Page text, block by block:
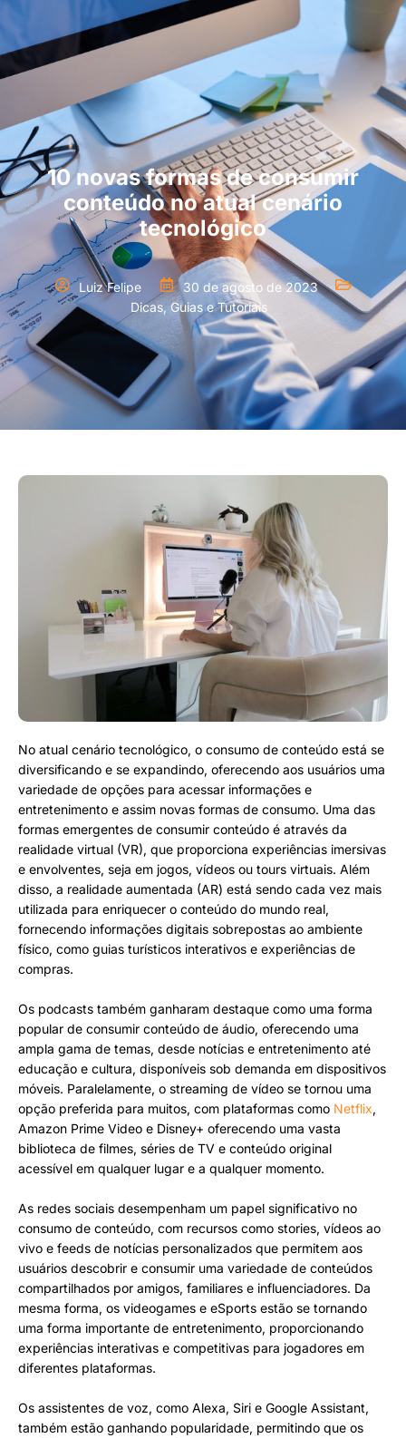
10 novas formas de consumir
conteúdo no atual cenário
tecnológico
Luiz Felipe
30 de agosto de 2023
Dicas, Guias e Tutoriais
No atual cenário tecnológico, o consumo de conteúdo está se
diversificando e se expandindo, oferecendo aos usuários uma
variedade de opções para acessar informações e
entretenimento e assim novas formas de consumo. Uma das
formas emergentes de consumir conteúdo é através da
realidade virtual (VR), que proporciona experiências imersivas
e envolventes, seja em jogos, vídeos ou tours virtuais. Além
disso, a realidade aumentada (AR) está sendo cada vez mais
utilizada para enriquecer o conteúdo do mundo real,
fornecendo informações digitais sobrepostas ao ambiente
físico, como guias turísticos interativos e experiências de
compras.
Os podcasts também ganharam destaque como uma forma
popular de consumir conteúdo de áudio, oferecendo uma
ampla gama de temas, desde notícias e entretenimento até
educação e cultura, disponíveis sob demanda em dispositivos
móveis. Paralelamente, o streaming de vídeo se tornou uma
opção preferida para muitos, com plataformas como Netflix,
Amazon Prime Video e Disney+ oferecendo uma vasta
biblioteca de filmes, séries de TV e conteúdo original
acessível em qualquer lugar e a qualquer momento.
As redes sociais desempenham um papel significativo no
consumo de conteúdo, com recursos como stories, vídeos ao
vivo e feeds de notícias personalizados que permitem aos
usuários descobrir e consumir uma variedade de conteúdos
compartilhados por amigos, familiares e influenciadores. Da
mesma forma, os videogames e eSports estão se tornando
uma forma importante de entretenimento, proporcionando
experiências interativas e competitivas para jogadores em
diferentes plataformas.
Os assistentes de voz, como Alexa, Siri e Google Assistant,
também estão ganhando popularidade, permitindo que os